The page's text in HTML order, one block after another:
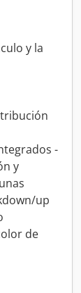
y la
-
y
up
de